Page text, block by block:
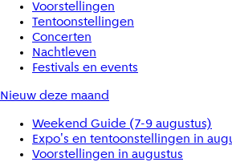
Voorstellingen
Tentoonstellingen
Concerten
Nachtleven
Festivals en events
Nieuw deze maand
Weekend Guide (7-9 augustus)
Expo's en tentoonstellingen in
Voorstellingen in augustus